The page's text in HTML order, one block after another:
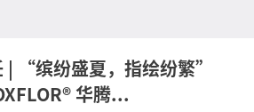
| “缤纷盛夏，指绘纷繁”
华腾...